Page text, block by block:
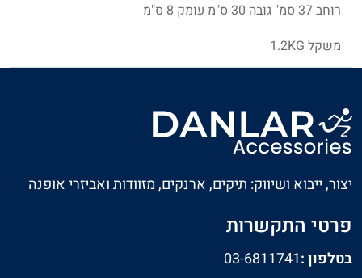
רוחב 37 סמ" גובה 30 ס"מ עומק 8 ס"מ
משקל 1.2KG
יצור, ייבוא ושיווק: תיקים, ארנקים, מזוודות ואביזרי אופנה
פרטי התקשרות
בטלפון :03-6811741